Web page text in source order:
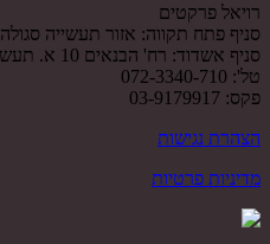
רויאל פרקטים
סניף פתח תקווה: אזור תעשייה סגולה
סניף אשדוד: רח' הבנאים 10 א. תעשייה
טל': 072-3340-710
פקס: 03-9179917
הצהרת נגישות
מדיניות פרטיות